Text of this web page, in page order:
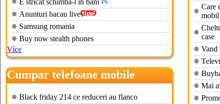
E stricat schimbă-l în bani
Anunturi bacau live
Samsung romania
Buy now stealth phones
Více
Cumpar telefoane mobile
oradea
Black friday 214 ce reduceri au flanco
Care
mobil
case
Vand
Mai